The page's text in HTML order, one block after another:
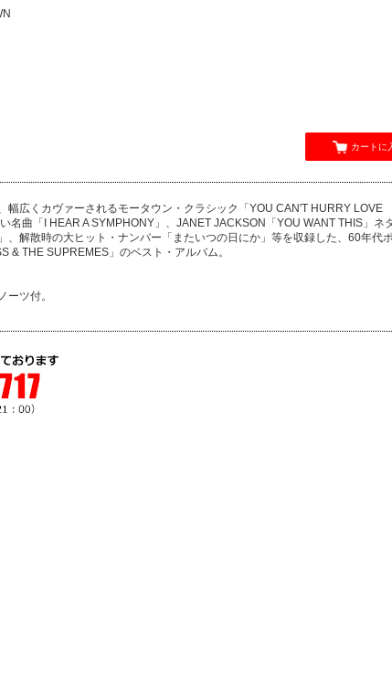
カートに
幅広くカヴァーされるモータウン・クラシック「YOU CAN'T HURRY LOVE
名曲「I HEAR A SYMPHONY」、JANET JACKSON「YOU WANT THIS」ネ
、解散時の大ヒット・ナンバー「またいつの日にか」等を収録した、60年代
& THE SUPREMES」のベスト・アルバム。
ーツ付。